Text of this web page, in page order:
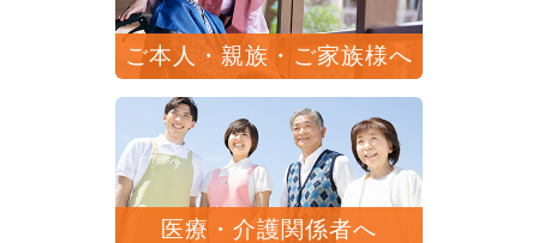
ご本人・親族・ご家族様へ
医療・介護関係者へ